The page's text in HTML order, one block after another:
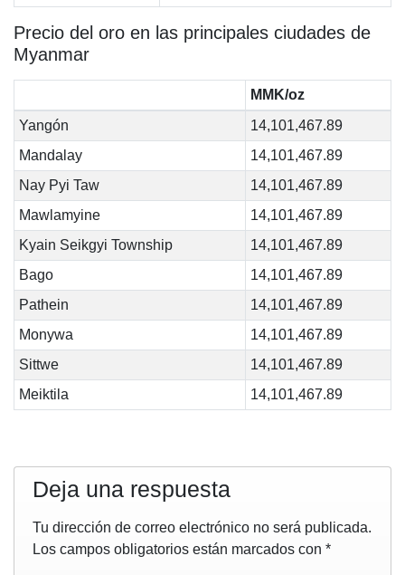
Precio del oro en las principales ciudades de
Myanmar
MMK/oz
Yangón
14,101,467.89
Mandalay
14,101,467.89
Nay Pyi Taw
14,101,467.89
Mawlamyine
14,101,467.89
Kyain Seikgyi Township
14,101,467.89
Bago
14,101,467.89
Pathein
14,101,467.89
Monywa
14,101,467.89
Sittwe
14,101,467.89
Meiktila
14,101,467.89
Deja una respuesta
Tu dirección de correo electrónico no será publicada.
Los campos obligatorios están marcados con *